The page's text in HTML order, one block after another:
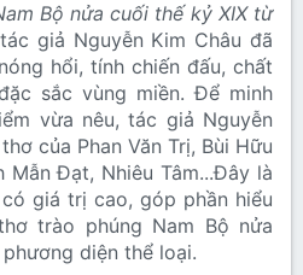
Bộ nửa cuối thế kỷ XIX từ
giả Nguyễn Kim Châu đã
hổi, tính chiến đấu, chất
sắc vùng miền. Để minh
vừa nêu, tác giả Nguyễn
của Phan Văn Trị, Bùi Hữu
Mẫn Đạt, Nhiêu Tâm...Đây là
giá trị cao, góp phần hiểu
trào phúng Nam Bộ nửa
diện thể loại.​